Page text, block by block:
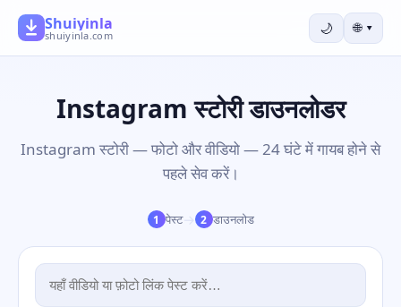
Shuiyinla
shuiyinla.com 🌙 🌐 ▾
Instagram स्टोरी डाउनलोडर
Instagram स्टोरी — फोटो और वीडियो — 24 घंटे में गायब होने से
पहले सेव करें।
1 पेस्ट→ 2 डाउनलोड